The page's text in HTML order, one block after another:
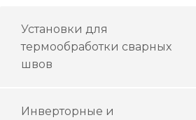
Установки для
термообработки сварных
швов
Инверторные и